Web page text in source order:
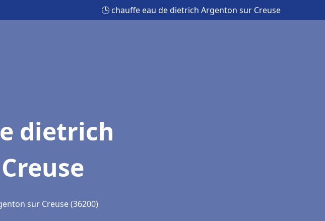
🕒 chauffe eau de dietrich Argenton sur Creuse
dietrich
sur Creuse (36200)